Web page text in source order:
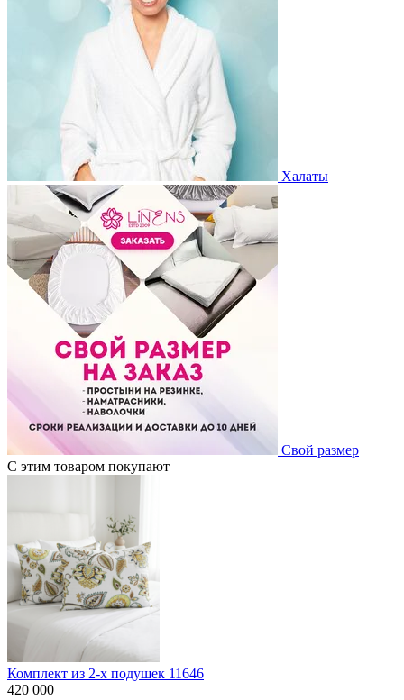
Халаты
Свой размер
С этим товаром покупают
Комплект из 2-х подушек 11646
420 000